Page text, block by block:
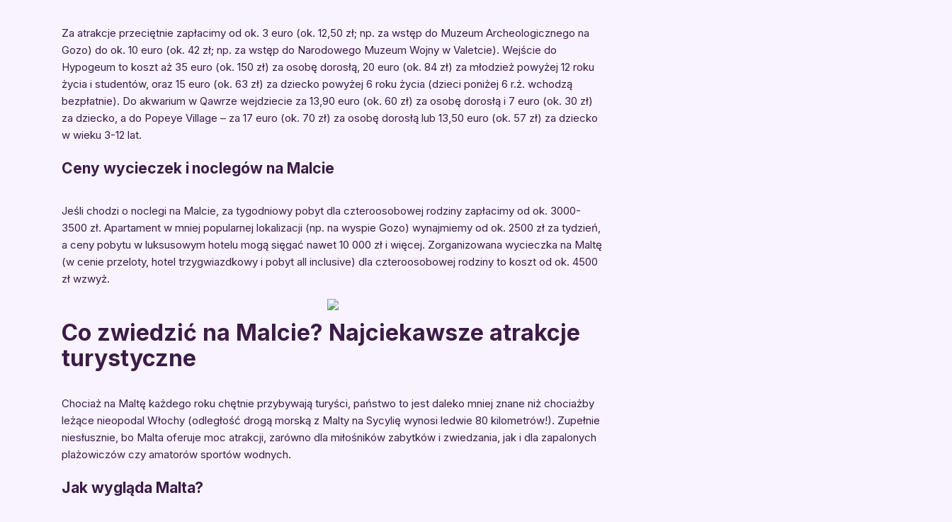
Za atrakcje przeciętnie zapłacimy od ok. 3 euro (ok. 12,50 zł; np. za wstęp do Muzeum Archeologicznego na
Gozo) do ok. 10 euro (ok. 42 zł; np. za wstęp do Narodowego Muzeum Wojny w Valetcie). Wejście do
Hypogeum to koszt aż 35 euro (ok. 150 zł) za osobę dorosłą, 20 euro (ok. 84 zł) za młodzież powyżej 12 roku
życia i studentów, oraz 15 euro (ok. 63 zł) za dziecko powyżej 6 roku życia (dzieci poniżej 6 r.ż. wchodzą
bezpłatnie). Do akwarium w Qawrze wejdziecie za 13,90 euro (ok. 60 zł) za osobę dorosłą i 7 euro (ok. 30 zł)
za dziecko, a do Popeye Village – za 17 euro (ok. 70 zł) za osobę dorosłą lub 13,50 euro (ok. 57 zł) za dziecko
w wieku 3-12 lat.
Ceny wycieczek i noclegów na Malcie
Jeśli chodzi o noclegi na Malcie, za tygodniowy pobyt dla czteroosobowej rodziny zapłacimy od ok. 3000-
3500 zł. Apartament w mniej popularnej lokalizacji (np. na wyspie Gozo) wynajmiemy od ok. 2500 zł za tydzień,
a ceny pobytu w luksusowym hotelu mogą sięgać nawet 10 000 zł i więcej. Zorganizowana wycieczka na Maltę
(w cenie przeloty, hotel trzygwiazdkowy i pobyt all inclusive) dla czteroosobowej rodziny to koszt od ok. 4500
zł wzwyż.
Co zwiedzić na Malcie? Najciekawsze atrakcje
turystyczne
Chociaż na Maltę każdego roku chętnie przybywają turyści, państwo to jest daleko mniej znane niż chociażby
leżące nieopodal Włochy (odległość drogą morską z Malty na Sycylię wynosi ledwie 80 kilometrów!). Zupełnie
niesłusznie, bo Malta oferuje moc atrakcji, zarówno dla miłośników zabytków i zwiedzania, jak i dla zapalonych
plażowiczów czy amatorów sportów wodnych.
Jak wygląda Malta?